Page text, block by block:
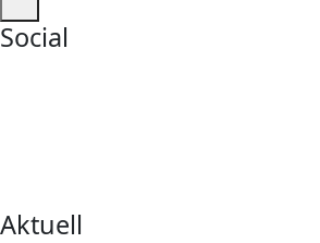
Social
Aktuell